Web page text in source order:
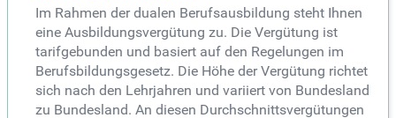
Im Rahmen der dualen Berufsausbildung steht Ihnen
eine Ausbildungsvergütung zu. Die Vergütung ist
tarifgebunden und basiert auf den Regelungen im
Berufsbildungsgesetz. Die Höhe der Vergütung richtet
sich nach den Lehrjahren und variiert von Bundesland
zu Bundesland. An diesen Durchschnittsvergütungen